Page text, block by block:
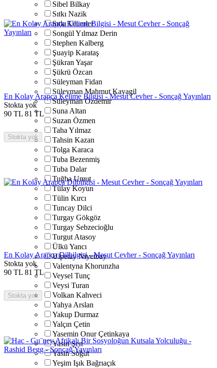
Sibel Bilkay
Sıtkı Nazik
Sıtkı Uluerler
Songül Yılmaz Derin
Stephen Kalberg
Şuayip Karataş
Şükran Yaşar
Şükrü Özcan
Süleyman Fidan
Süleyman Mahmut Kayagil
Süleyman Özdemir
Suna Altan
Suzan Özmen
Taha Yılmaz
Tahsin Kazan
Tolga Karaca
Tuba Bezenmiş
Tuba Dalar
Tuğba Umut
Tülay Koyun
Tülin Kırcı
Tuncay Dilci
Turgay Gökgöz
Turgay Sebzecioğlu
Turgut Atasoy
Ülkü Yancı
Ulpetay Niyetbay
Valentyna Khorunzha
Veysel Tunç
Veysi Turan
Volkan Kahveci
Yahya Arslan
Yakup Durmaz
Yalçın Çetin
Yasemin Onur Çetinkaya
Yasin Şen
Yasin Söğüt
Yeşim Işık Bağrıaçık
En Kolay Arapça Kelime Bilgisi - Mesut Cevher - Sonçağ Yayınları
Stokta yok
90 TL 81 TL
Stokta yok
En Kolay Arapça Dilbilgisi - Mesut Cevher - Sonçağ Yayınları
Stokta yok
90 TL 81 TL
Stokta yok